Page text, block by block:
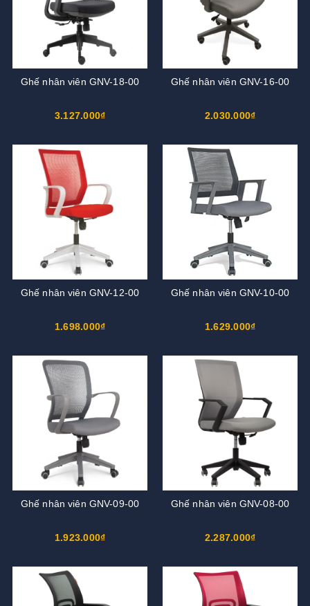
Ghế nhân viên GNV-18-00
3.127.000₫
Ghế nhân viên GNV-16-00
2.030.000₫
Ghế nhân viên GNV-12-00
1.698.000₫
Ghế nhân viên GNV-10-00
1.629.000₫
Ghế nhân viên GNV-09-00
1.923.000₫
Ghế nhân viên GNV-08-00
2.287.000₫